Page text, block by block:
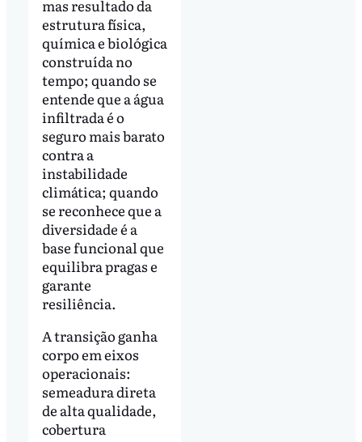
mas resultado da
estrutura física,
química e biológica
construída no
tempo; quando se
entende que a água
infiltrada é o
seguro mais barato
contra a
instabilidade
climática; quando
se reconhece que a
diversidade é a
base funcional que
equilibra pragas e
garante
resiliência.
A transição ganha
corpo em eixos
operacionais:
semeadura direta
de alta qualidade,
cobertura